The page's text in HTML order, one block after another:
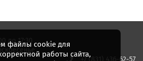
до 17:30
+7 (831) 436-62-57
файлы cookie для
работы сайта,